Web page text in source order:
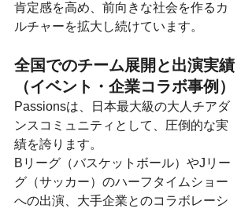
肯定感を高め、前向きな社会を作るカ
ルチャーを拡大し続けています。
全国でのチーム展開と出演実績
（イベント・企業コラボ事例）
Passionsは、日本最大級の大人チアダ
ンスコミュニティとして、圧倒的な実
績を誇ります。
Bリーグ（バスケットボール）やJリー
グ（サッカー）のハーフタイムショー
への出演、大手企業とのコラボレーシ